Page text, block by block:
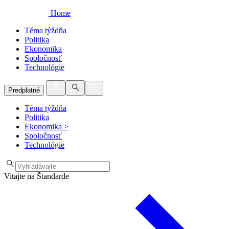
Home
Téma týždňa
Politika
Ekonomika
Spoločnosť
Technológie
Predplatné
Téma týždňa
Politika
Ekonomika >
Spoločnosť
Technológie
Vitajte na Štandarde